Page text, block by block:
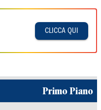
CLICCA QUI
Primo Piano